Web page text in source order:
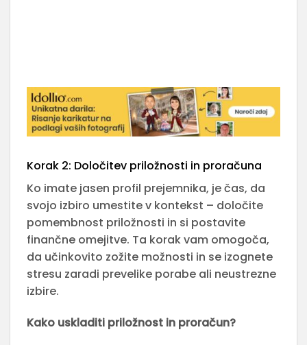
Korak 2: Določitev priložnosti in proračuna
Ko imate jasen profil prejemnika, je čas, da
svojo izbiro umestite v kontekst – določite
pomembnost priložnosti in si postavite
finančne omejitve. Ta korak vam omogoča,
da učinkovito zožite možnosti in se izognete
stresu zaradi prevelike porabe ali neustrezne
izbire.
Kako uskladiti priložnost in proračun?